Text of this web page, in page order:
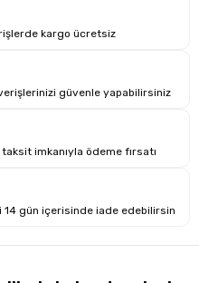
kargo ücretsiz
güvenle yapabilirsiniz
imkanıyla ödeme fırsatı
14 gün içerisinde iade edebilirsin